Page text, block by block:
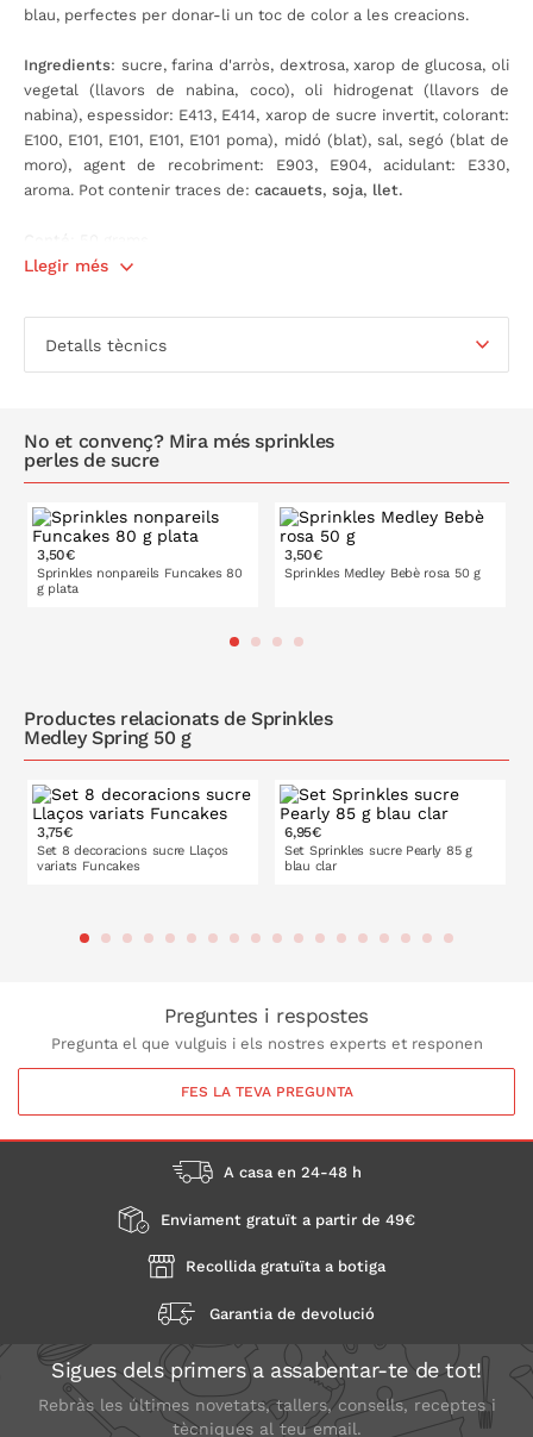
blau, perfectes per donar-li un toc de color a les creacions.
Ingredients: sucre, farina d'arròs, dextrosa, xarop de glucosa, oli
vegetal (llavors de nabina, coco), oli hidrogenat (llavors de
nabina), espessidor: E413, E414, xarop de sucre invertit, colorant:
E100, E101, E101, E101, E101 poma), midó (blat), sal, segó (blat de
moro), agent de recobriment: E903, E904, acidulant: E330,
aroma. Pot contenir traces de: cacauets, soja, llet.
Llegir més
Detalls tècnics
No et convenç? Mira més sprinkles
perles de sucre
3,50€
Sprinkles nonpareils Funcakes 80
g plata
3,50€
Sprinkles Medley Bebè rosa 50 g
Productes relacionats de Sprinkles
Medley Spring 50 g
3,75€
Set 8 decoracions sucre Llaços
variats Funcakes
6,95€
Set Sprinkles sucre Pearly 85 g
blau clar
Preguntes i respostes
Pregunta el que vulguis i els nostres experts et responen
FES LA TEVA PREGUNTA
A casa en 24-48 h
Enviament gratuït a partir de 49€
Recollida gratuïta a botiga
Garantia de devolució
Sigues dels primers a assabentar-te de tot!
Rebràs les últimes novetats, tallers, consells, receptes i
tècniques al teu email.